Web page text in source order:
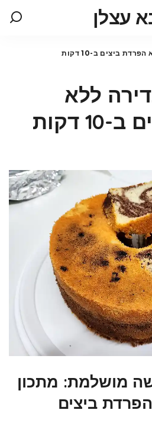
עצלן
ביצים ב-10 דקות
ללא
דקות
מושלמת: מתכון
ביצים